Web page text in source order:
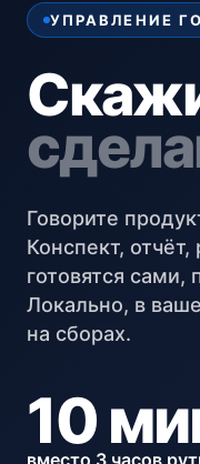
УПРАВЛЕНИЕ
Говорите
Конспект,
готовятся сами,
Локально, в
на сборах.
10
вместо 3 часов